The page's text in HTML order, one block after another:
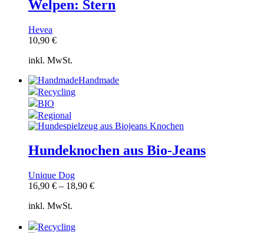
Welpen: Stern
Hevea
10,90 €
inkl. MwSt.
Handmade
Recycling
BIO
Regional
Hundeknochen aus Bio-Jeans
Unique Dog
16,90 € – 18,90 €
inkl. MwSt.
Recycling